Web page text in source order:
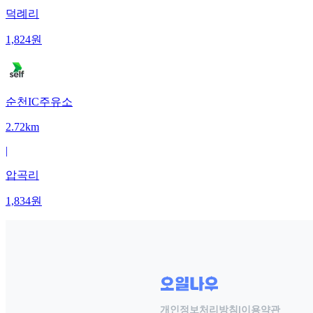
덕례리
1,824원
순천IC주유소
2.72km
|
압곡리
1,834원
개인정보처리방침 |이용약관